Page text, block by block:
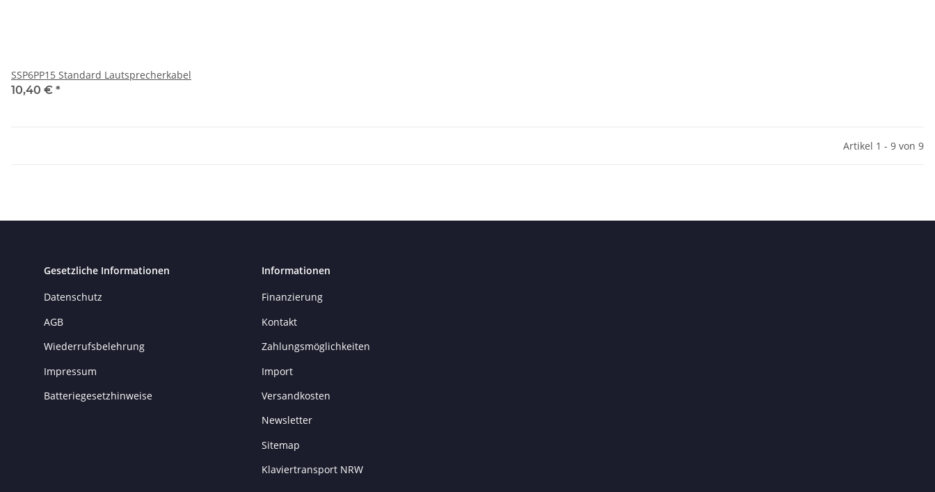
SSP6PP15 Standard Lautsprecherkabel
10,40 € *
Artikel 1 - 9 von 9
Gesetzliche Informationen
Datenschutz
AGB
Wiederrufsbelehrung
Impressum
Batteriegesetzhinweise
Informationen
Finanzierung
Kontakt
Zahlungsmöglichkeiten
Import
Versandkosten
Newsletter
Sitemap
Klaviertransport NRW